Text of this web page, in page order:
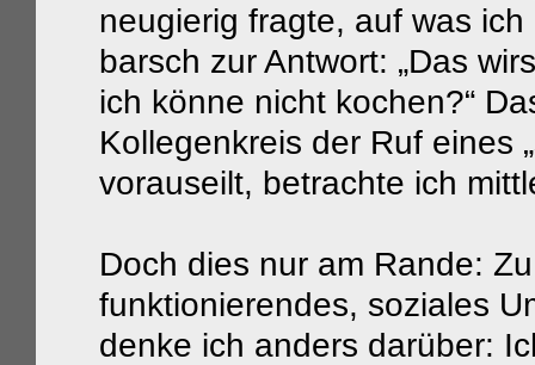
neugierig fragte, auf was
barsch zur Antwort: „Das
ich könne nicht kochen?“
Kollegenkreis der Ruf eines
vorauseilt, betrachte ich
Doch dies nur am Rande:
funktionierendes, soziales
denke ich anders darüber: